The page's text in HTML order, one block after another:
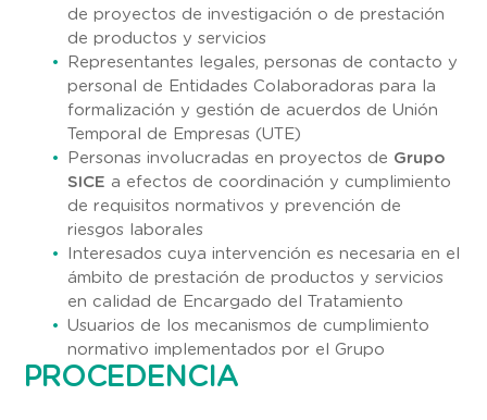
de proyectos de investigación o de prestación
de productos y servicios
Representantes legales, personas de contacto y
personal de Entidades Colaboradoras para la
formalización y gestión de acuerdos de Unión
Temporal de Empresas (UTE)
Personas involucradas en proyectos de Grupo
SICE a efectos de coordinación y cumplimiento
de requisitos normativos y prevención de
riesgos laborales
Interesados cuya intervención es necesaria en el
ámbito de prestación de productos y servicios
en calidad de Encargado del Tratamiento
Usuarios de los mecanismos de cumplimiento
normativo implementados por el Grupo
PROCEDENCIA